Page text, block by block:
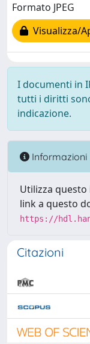
Formato JPEG
Visualizza/
I documenti in
tutti i diritti
indicazione.
Informazioni
Utilizza
link a questo
https://
Citazioni